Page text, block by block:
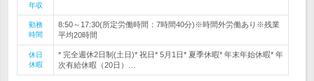
年収
勤務
時間
8:50～17:30(所定労働時間：7時間40分)※時間外労働あり※残業
平均20時間
休日
休暇
* 完全週休2日制(土日)* 祝日* 5月1日* 夏季休暇* 年末年始休暇* 年
次有給休暇（20日）…